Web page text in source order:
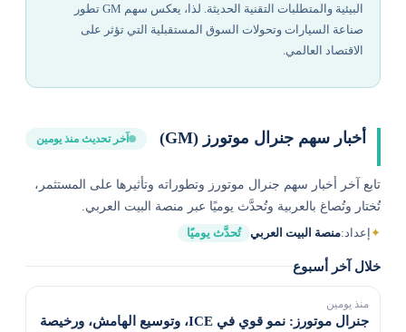
البيئية والمتطلبات التقنية الحديثة. لذا، يعكس سهم GM تطور
صناعة السيارات وتحولات السوق المستقبلية التي تؤثر على
الاقتصاد العالمي.
أخبار سهم جنرال موتورز (GM) آخر تحديث منذ يومين
تابع آخر أخبار سهم جنرال موتورز وتطوراته وتأثيرها على المستثمر،
تُختار وتُصاغ بالعربية وتُحدَّث يوميًا عبر منصة البيت العربي.
✦إعداد: منصة البيت العربي تُحدَّث يوميًا
خلال آخر أسبوع
منذ يومين
جنرال موتورز: نمو قوي في ICE، وتوسيع الهامش، ورخيصة